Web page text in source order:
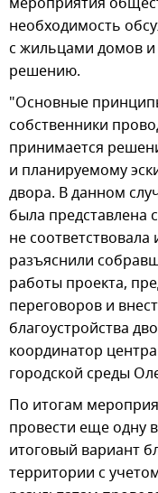
необходимость
с жильцами домов
решению.
"Основные
собственники
принимается
и планируемому
двора. В данном
была представлена
не
разъяснили
работы проекта,
переговоров и
благоустройства
координатор
городской среды
По итогам
провести еще одну
итоговый вариант
территории с